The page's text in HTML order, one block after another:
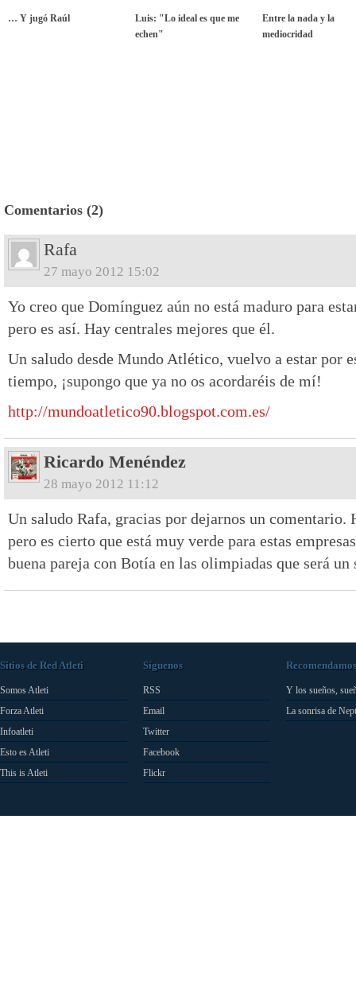
… Y jugó Raúl
Luis: "Lo ideal es que me
echen"
Entre la nada y la
mediocridad
Comentarios (2)
Rafa
27 mayo 2012 15:02
Yo creo que Domínguez aún no está maduro para
pero es así. Hay centrales mejores que él.
Un saludo desde Mundo Atlético, vuelvo a estar por
tiempo, ¡supongo que ya no os acordaréis de mí!
http://mundoatletico90.blogspot.com.es/
Ricardo Menéndez
28 mayo 2012 11:12
Un saludo Rafa, gracias por dejarnos un comentario.
pero es cierto que está muy verde para estas
buena pareja con Botía en las olimpiadas que será
Sitios de Red Atleti
Somos Atleti
Forza Atleti
Infoatleti
Esto es Atleti
This is Atleti
Síguenos
RSS
Email
Twitter
Facebook
Flickr
Recomendamos
Y los sueños,
La sonrisa de